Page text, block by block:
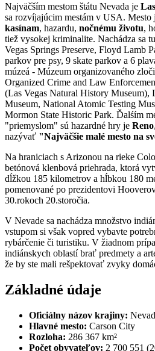
Najväčším mestom štátu Nevada je
sa rozvíjajúcim mestám v USA. Mesto
kasínam, hazardu, nočnému životu,
tiež vysokej kriminalite. Nachádza sa
Vegas Springs Preserve, Floyd Lamb
parkov pre psy, 9 skate parkov a 6
múzeá - Múzeum organizovaného
Organized Crime and Law
(Las Vegas Natural History Museum),
Museum, National Atomic Testing
Mormon State Historic Park. Ďalśím
"priemyslom" sú hazardné hry je Reno
nazývať "Najväčšie malé mesto na
Na hraniciach s Arizonou na rieke
betónová klenbová priehrada, ktorá
dĺžkou 185 kilometrov a hĺbkou 180
pomenované po prezidentovi
30.rokoch 20.storočia.
V Nevade sa nachádza množstvo
vstupom si však vopred vybavte
rybárčenie či turistiku. V žiadnom
indiánskych oblastí brať predmety a
že by ste mali rešpektovať zvyky
Základné údaje
Oficiálny názov krajiny:
Hlavné mesto: Carson City
Rozloha: 286 367 km²
Počet obyvateľov: 2 700 551